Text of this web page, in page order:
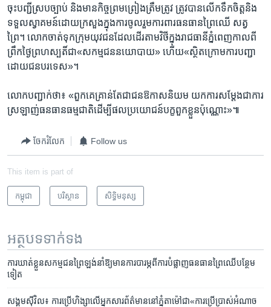
ចុះ​បញ្ជី​ស្រប​ច្បាប់ ​និង​មាន​កិច្ច​ព្រម​ព្រៀង​ត្រឹម​ត្រូវ ​ត្រូវ​បាន​លើក​ទឹក​ចិត្ត​និង​
ទទួល​ស្វាគមន៍​ដោយ​ក្រសួង​ក្នុង​ការ​ចូលរួម​ការពារ​ធនធាន​ព្រៃឈើ​ សត្វ
ព្រៃ។​ លោក​ចាត់​ទុក​ក្រុម​យុវជន​ដែល​ដើរ​តាម​វិថី​ក្នុង​រាជធានី​ភ្នំពេញ​កាល​ពី​
ព្រឹក​ថ្ងៃ​ព្រហស្បតិ៍​ជា​«សកម្មជន​នយោបាយ»​ ហើយ​«ស្ថិត​ក្រោម​ការ​បញ្ជា​
ដោយ​ជន​បរទេស»។​
លោក​បញ្ជាក់​ថា៖ ​«ពួក​គេ​គ្រាន់​តែ​ជា​ជន​ឱកាស​និយម​ យក​ការ​សម្តែង​ជា​ការ​
ស្រឡាញ់​ធនធាន​ធម្មជាតិ​ដើម្បី​ផល​ប្រយោជន៍​បក្ខ​ពួកខ្លួន​ប៉ុណ្ណោះ»៕​
ចែករំលែក Follow us
This item is part of
កម្ពុជា បរិស្ថាន សិទ្ធិ​មនុស្ស
អត្ថបទ​ទាក់ទង
ការ​ឃាត់​ខ្លួន​សកម្ម​ជន​ព្រៃឡង់​នាំ​ឱ្យ​មាន​ការ​បារម្ភ​ពី​ការ​បំផ្លាញ​ធន​ធាន​ព្រៃ​ឈើ​បន្ថែម​
ទៀត
សង្គម​ស៊ីវិល៖ ការ​ប្រើ​ហិង្សា​លើ​អ្នក​សារព័ត៌មាន​នៅ​ភ្នំតាម៉ៅ​ជា​«ការ​ប្រើ​ប្រាស់​អំណាច​